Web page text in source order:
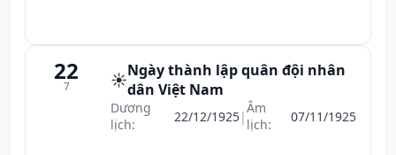
22
7 ☀️Ngày thành lập quân đội nhân
dân Việt Nam
Dương
lịch:
22/12/1925|Âm
lịch:
07/11/1925